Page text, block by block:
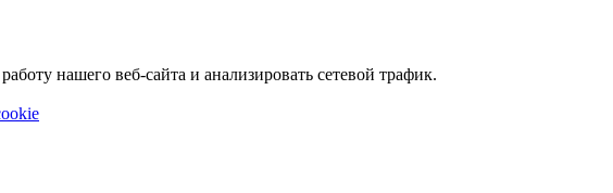
нашего веб-сайта и анализировать сетевой трафик.